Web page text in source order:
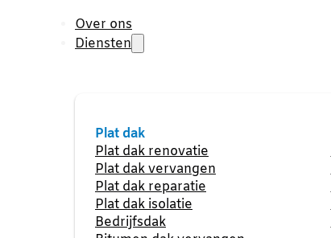
Over ons
Diensten
Plat dak
Plat dak renovatie
Plat dak vervangen
Plat dak reparatie
Plat dak isolatie
Bedrijfsdak